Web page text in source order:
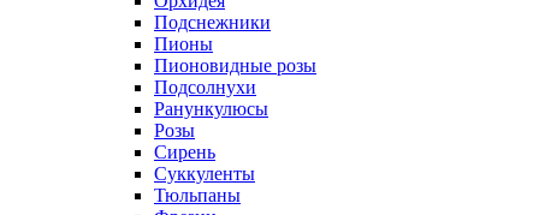
Подснежники
Пионы
Пионовидные розы
Подсолнухи
Ранункулюсы
Розы
Сирень
Суккуленты
Тюльпаны